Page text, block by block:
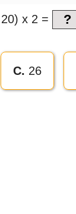
x 2 =
C. 26